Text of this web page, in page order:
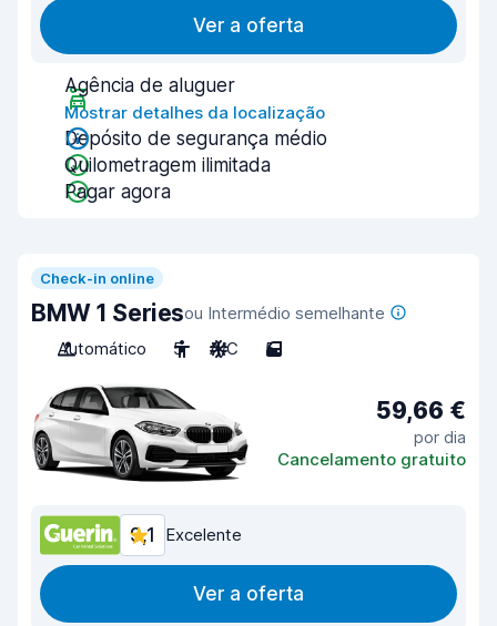
Ver a oferta
Agência de aluguer
Mostrar detalhes da localização
Depósito de segurança médio
Quilometragem ilimitada
Pagar agora
Check-in online
BMW 1 Seriesou Intermédio semelhante
Automático
5 A/C 5
59,66 €
por dia
Cancelamento gratuito
9,1 Excelente
Ver a oferta